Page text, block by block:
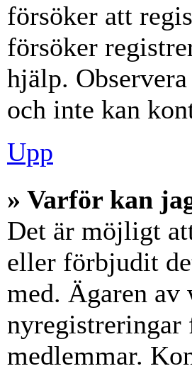
försöker att
försöker
hjälp.
och inte kan
Upp
» Varför kan
Det är möjligt
eller förbjudit
med. Ägaren av
nyregistreringar
medlemmar.